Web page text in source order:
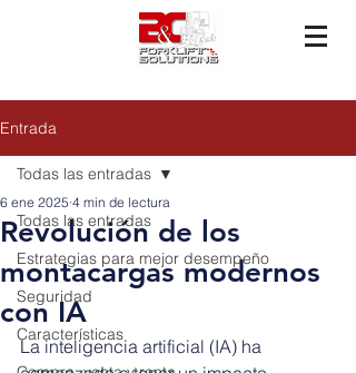
Entrada
Todas las entradas
Estrategias para mejor desempeño
Seguridad
Características
Todas las entradas
Revolución de los
montacargas modernos
con IA
6 ene 2025 4 min de lectura
La inteligencia artificial (IA) ha